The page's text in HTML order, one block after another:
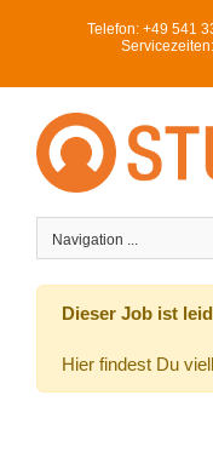
Telefon: +49 541
Navigation ...
Dieser Job ist
Hier findest Du